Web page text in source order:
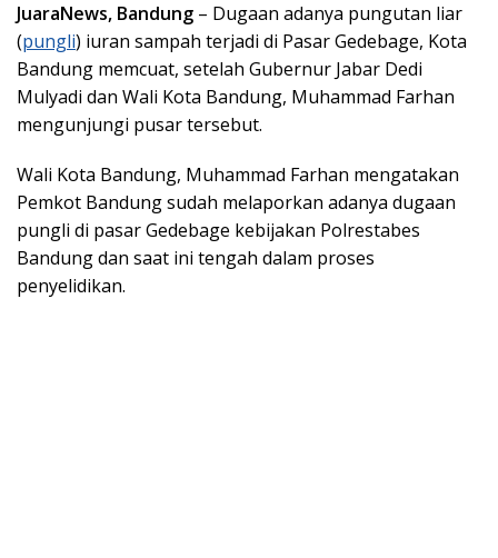
JuaraNews, Bandung – Dugaan adanya pungutan liar
(pungli) iuran sampah terjadi di Pasar Gedebage, Kota
Bandung memcuat, setelah Gubernur Jabar Dedi
Mulyadi dan Wali Kota Bandung, Muhammad Farhan
mengunjungi pusar tersebut.
Wali Kota Bandung, Muhammad Farhan mengatakan
Pemkot Bandung sudah melaporkan adanya dugaan
pungli di pasar Gedebage kebijakan Polrestabes
Bandung dan saat ini tengah dalam proses
penyelidikan.